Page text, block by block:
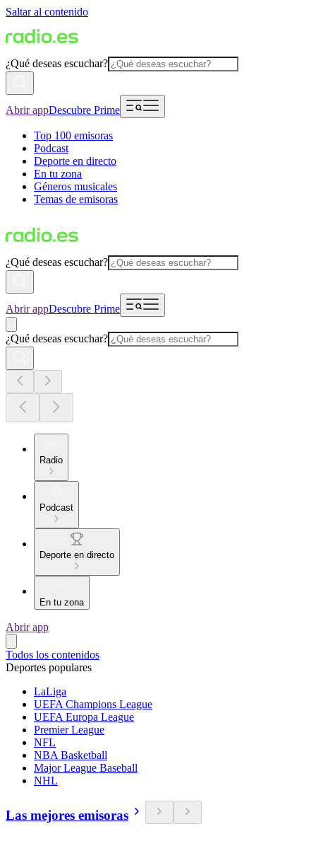
Saltar al contenido
¿Qué deseas escuchar?
Abrir appDescubre Prime
Top 100 emisoras
Podcast
Deporte en directo
En tu zona
Géneros musicales
Temas de emisoras
¿Qué deseas escuchar?
Abrir appDescubre Prime
¿Qué deseas escuchar?
Radio
Podcast
Deporte en directo
En tu zona
Abrir app
Todos los contenidos
Deportes populares
LaLiga
UEFA Champions League
UEFA Europa League
Premier League
NFL
NBA Basketball
Major League Baseball
NHL
Las mejores emisoras